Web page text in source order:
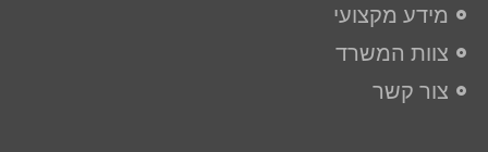
מידע מקצועי
צוות המשרד
צור קשר